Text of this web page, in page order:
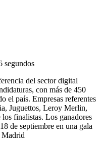
segundos
del sector digital
con más de 450
el país. Empresas referentes
Juguettos, Leroy Merlin,
finalistas. Los ganadores
de septiembre en una gala
Madrid